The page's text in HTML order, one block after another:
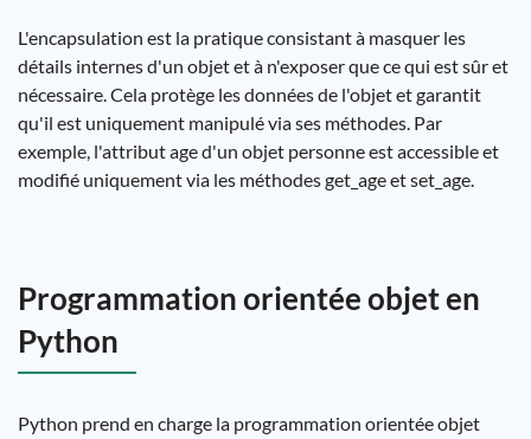
L'encapsulation est la pratique consistant à masquer les
détails internes d'un objet et à n'exposer que ce qui est sûr et
nécessaire. Cela protège les données de l'objet et garantit
qu'il est uniquement manipulé via ses méthodes. Par
exemple, l'attribut age d'un objet personne est accessible et
modifié uniquement via les méthodes get_age et set_age.
Programmation orientée objet en
Python
Python prend en charge la programmation orientée objet